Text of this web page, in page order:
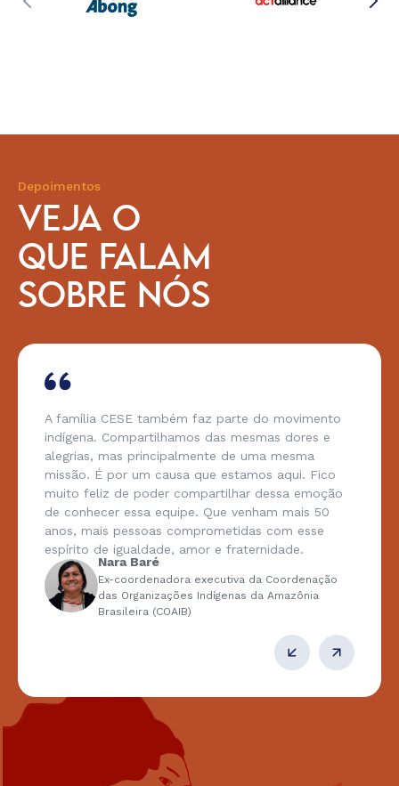
Depoimentos
VEJA O
QUE FALAM
SOBRE NÓS
A família CESE também faz parte do movimento
indígena. Compartilhamos das mesmas dores e
alegrias, mas principalmente de uma mesma
missão. É por um causa que estamos aqui. Fico
muito feliz de poder compartilhar dessa emoção
de conhecer essa equipe. Que venham mais 50
anos, mais pessoas comprometidas com esse
espírito de igualdade, amor e fraternidade.
Nara Baré
Ex-coordenadora executiva da Coordenação
das Organizações Indígenas da Amazônia
Brasileira (COAIB)